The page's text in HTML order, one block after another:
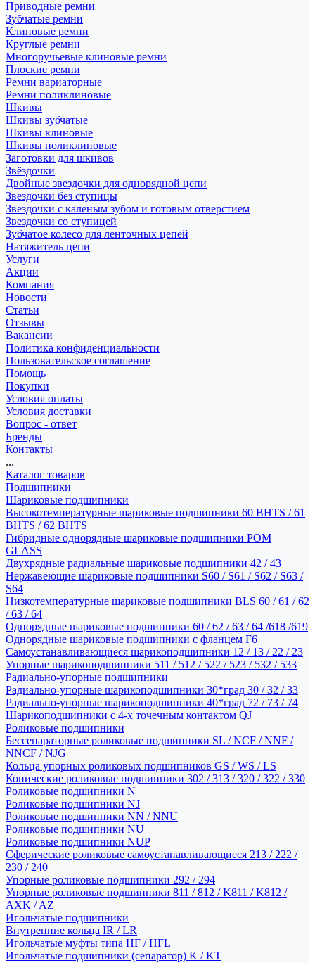
Приводные ремни
Зубчатые ремни
Клиновые ремни
Круглые ремни
Многоручьевые клиновые ремни
Плоские ремни
Ремни вариаторные
Ремни поликлиновые
Шкивы
Шкивы зубчатые
Шкивы клиновые
Шкивы поликлиновые
Заготовки для шкивов
Звёздочки
Двойные звездочки для однорядной цепи
Звездочки без ступицы
Звездочки с каленым зубом и готовым отверстием
Звездочки со ступицей
Зубчатое колесо для ленточных цепей
Натяжитель цепи
Услуги
Акции
Компания
Новости
Статьи
Отзывы
Вакансии
Политика конфиденциальности
Пользовательское соглашение
Помощь
Покупки
Условия оплаты
Условия доставки
Вопрос - ответ
Бренды
Контакты
...
Каталог товаров
Подшипники
Шариковые подшипники
Высокотемпературные шариковые подшипники 60 BHTS / 61
BHTS / 62 BHTS
Гибридные однорядные шариковые подшипники POM
GLASS
Двухрядные радиальные шариковые подшипники 42 / 43
Нержавеющие шариковые подшипники S60 / S61 / S62 / S63 /
S64
Низкотемпературные шариковые подшипники BLS 60 / 61 / 62
/ 63 / 64
Однорядные шариковые подшипники 60 / 62 / 63 / 64 /618 /619
Однорядные шариковые подшипники с фланцем F6
Самоустанавливающиеся шарикоподшипники 12 / 13 / 22 / 23
Упорные шарикоподшипники 511 / 512 / 522 / 523 / 532 / 533
Радиально-упорные подшипники
Радиально-упорные шарикоподшипники 30*град 30 / 32 / 33
Радиально-упорные шарикоподшипники 40*град 72 / 73 / 74
Шарикоподшипники с 4-х точечным контактом QJ
Роликовые подшипники
Бессепараторные роликовые подшипники SL / NCF / NNF /
NNCF / NJG
Кольца упорных роликовых подшипников GS / WS / LS
Конические роликовые подшипники 302 / 313 / 320 / 322 / 330
Роликовые подшипники N
Роликовые подшипники NJ
Роликовые подшипники NN / NNU
Роликовые подшипники NU
Роликовые подшипники NUP
Сферические роликовые самоустанавливающиеся 213 / 222 /
230 / 240
Упорные роликовые подшипники 292 / 294
Упорные роликовые подшипники 811 / 812 / K811 / K812 /
AXK / AZ
Игольчатые подшипники
Внутренние кольца IR / LR
Игольчатые муфты типа HF / HFL
Игольчатые подшипники (сепаратор) K / KT